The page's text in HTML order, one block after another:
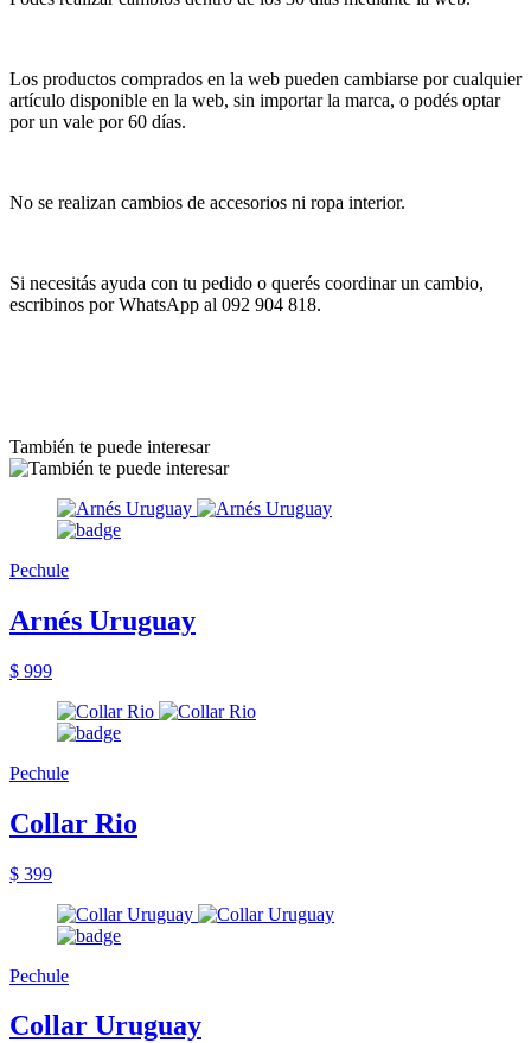
Los productos comprados en la web pueden cambiarse por cualquier
artículo disponible en la web, sin importar la marca, o podés optar
por un vale por 60 días.
No se realizan cambios de accesorios ni ropa interior.
Si necesitás ayuda con tu pedido o querés coordinar un cambio,
escribinos por WhatsApp al 092 904 818.
También te puede interesar
Pechule
Arnés Uruguay
$ 999
Pechule
Collar Rio
$ 399
Pechule
Collar Uruguay